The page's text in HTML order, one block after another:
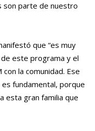
son parte de nuestro
que “es muy
este programa y el
la comunidad. Ese
fundamental, porque
esta gran familia que